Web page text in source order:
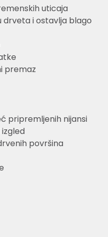
uticaja
i ostavlja blago
premaz
pripremljenih nijansi
površina